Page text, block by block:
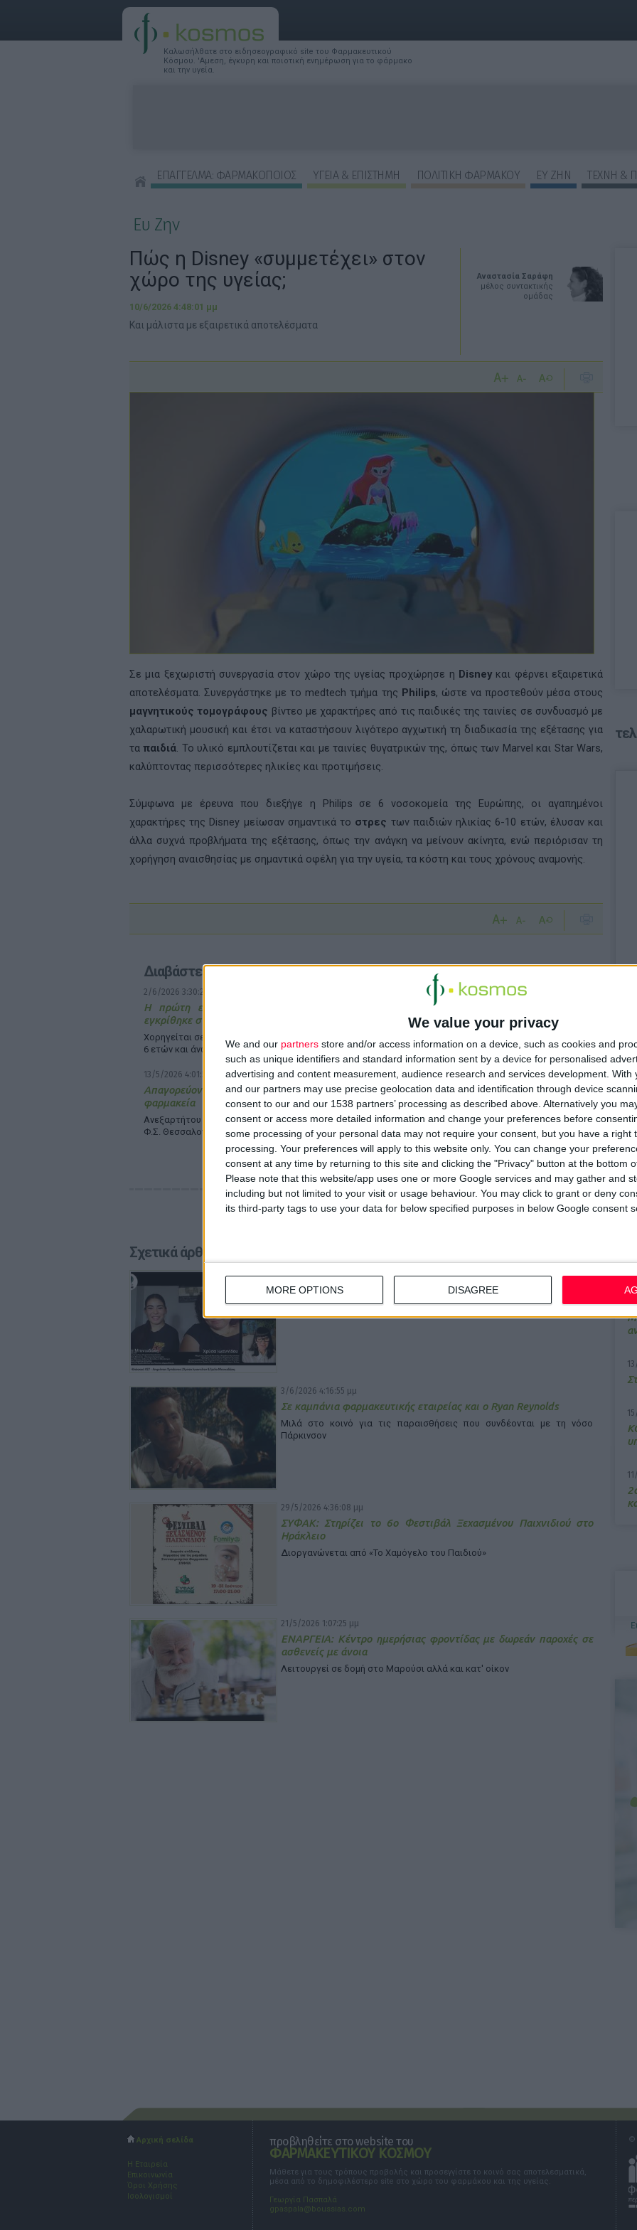
We value your privacy
We and our partners store and/or access information on a device, such as cookies and
such as unique identifiers and standard information sent by a device for personalised
advertising and content measurement, audience research and services development. With
and our partners may use precise geolocation data and identification through device
consent to our and our 1538 partners’ processing as described above. Alternatively you
consent or access more detailed information and change your preferences before
some processing of your personal data may not require your consent, but you have a right
processing. Your preferences will apply to this website only. You can change your
consent at any time by returning to this site and clicking the "Privacy" button at the bottom
Please note that this website/app uses one or more Google services and may gather and
including but not limited to your visit or usage behaviour. You may click to grant or deny
its third-party tags to use your data for below specified purposes in below Google consent
MORE OPTIONS DISAGREE
Καλωσήλθατε στο ειδησεογραφικό site του Φαρμακευτικού
Κόσμου. 'Αμεση, έγκυρη και ποιοτική ενημέρωση για το φάρμακο
και την υγεία.
ΕΠΑΓΓΕΛΜΑ: ΦΑΡΜΑΚΟΠΟΙΟΣ ΥΓΕΙΑ & ΕΠΙΣΤΗΜΗ ΠΟΛΙΤΙΚΗ ΦΑΡΜΑΚΟΥ ΕΥ ΖΗΝ
ΤΕΧΝΗ &
Ευ Ζην
7/
Αναστασία Σαράφη
μέλος συντακτικής
ομάδας
Πώς η Disney «συμμετέχει» στον
χώρο της υγείας;
10/6/2026 4:48:01 μμ
Και μάλιστα με εξαιρετικά αποτελέσματα
Σε μια ξεχωριστή συνεργασία στον χώρο της υγείας προχώρησε η Disney και φέρνει εξαιρετικά
αποτελέσματα. Συνεργάστηκε με το medtech τμήμα της Philips, ώστε να προστεθούν μέσα στους
μαγνητικούς τομογράφους βίντεο με χαρακτήρες από τις παιδικές της ταινίες σε συνδυασμό με
χαλαρωτική μουσική και έτσι να καταστήσουν λιγότερο αγχωτική τη διαδικασία της εξέτασης για
ταπαιδιά. Το υλικό εμπλουτίζεται και με ταινίες θυγατρικών της, όπως των Marvel και Star Wars,
καλύπτοντας περισσότερες ηλικίες και προτιμήσεις.
Σύμφωνα με έρευνα που διεξήγε η Philips
σε 6 νοσοκομεία της Ευρώπης, οι αγαπημένοι
χαρακτήρες της Disney μείωσαν σημαντικά το στρες των παιδιών ηλικίας 6-10 ετών, έλυσαν και
άλλα συχνά προβλήματα της εξέτασης, όπως την ανάγκη να μείνουν ακίνητα, ενώ περιόρισαν τη
χορήγηση αναισθησίας με σημαντικά οφέλη για την υγεία, τα κόστη και τους χρόνους αναμονής.
Διαβάστε επίσης
2/6/2026 3:30:20 μμ
Η πρώτη εισπνεόμενη ινσουλίνη για παιδιά
εγκρίθηκε στις ΗΠΑ
Χορηγείται σε ασθενείς με διαβήτη τύπου 1 και 2 από
6 ετών και άνω
13/5/2026 4:01:57 μμ
Απαγορεύονται τα βίντεο που διαφημίζουν
φαρμακεία
Ανεξαρτήτου περιεχομένου σύμφωνα με απόφαση
Φ.Σ. Θεσσαλονίκης
Σχετικά άρθρα
19/6/2026 4:24:08 μμ
Η ιστορία της Χρύσας, της Ίριδας και της Νεφέλης
Μια διαδρομή δύναμης, αγάπης και κοινωνικής προσφοράς
3/6/2026 4:16:55 μμ
Σε καμπάνια φαρμακευτικής εταιρείας και ο Ryan Reynolds
Μιλά στο κοινό για τις παραισθήσεις που συνδέονται με τη νόσο
Πάρκινσον
29/5/2026 4:36:08 μμ
ΣΥΦΑΚ: Στηρίζει το 6ο Φεστιβάλ Ξεχασμένου Παιχνιδιού στο
Ηράκλειο
Διοργανώνεται από «Το Χαμόγελο του Παιδιού»
21/5/2026 1:07:25 μμ
ΕΝΑΡΓΕΙΑ: Κέντρο ημερήσιας φροντίδας με δωρεάν παροχές σε
ασθενείς με άνοια
Λειτουργεί σε δομή στο Μαρούσι αλλά και κατ' οίκον
Αρχική σελίδα
Η Εταιρεία
Επικοινωνία
Όροι Χρήσης
Ισολογισμοί
προβληθείτε στο website του
ΦΑΡΜΑΚΕΥΤΙΚΟΥ ΚΟΣΜΟΥ
Μάθετε για τους τρόπους προβολής και προσεγγίστε το κοινό σας αποτελεσματικά,
μέσα από το δημοφιλέστερο site στο χώρο του φαρμάκου και της υγείας.
Γεωργία Πασπαλά
gpaspala@boussias.com
©